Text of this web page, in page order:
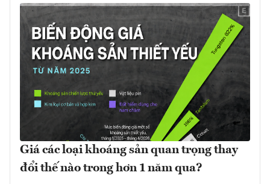
Giá các loại khoáng sản quan trọng thay
đổi thế nào trong hơn 1 năm qua?